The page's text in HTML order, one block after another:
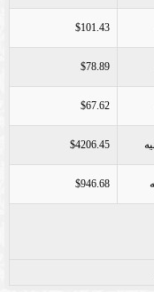
$101.43
$78.89
$67.62
$4206.45
$946.68